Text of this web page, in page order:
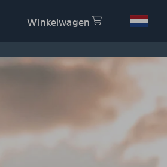
Winkelwagen